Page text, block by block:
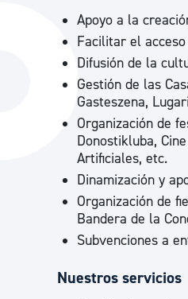
La ciudad
La ciudad ahora
Descubre la ciudad
La ciudad futura
Apoyo a la
Facilitar el
Difusión de la
Gestión de las
Gasteszena,
Organización de
Donostikluba,
Artificiales, etc.
Dinamización y
Organización de
Bandera de la
Subvenciones a
Nuestros servicios